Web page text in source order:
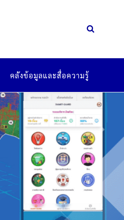
คลังข้อมูลและสื่อความรู้